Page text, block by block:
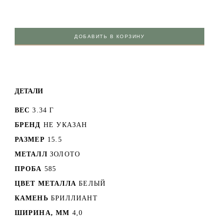
ДОБАВИТЬ В КОРЗИНУ
ДЕТАЛИ
ВЕС 3.34 Г
БРЕНД НЕ УКАЗАН
РАЗМЕР 15.5
МЕТАЛЛ ЗОЛОТО
ПРОБА 585
ЦВЕТ МЕТАЛЛА БЕЛЫЙ
КАМЕНЬ БРИЛЛИАНТ
ШИРИНА, ММ 4,0